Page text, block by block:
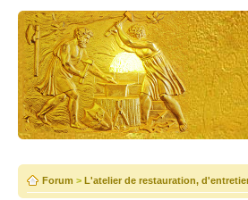
Forum > L'atelier de restauration,